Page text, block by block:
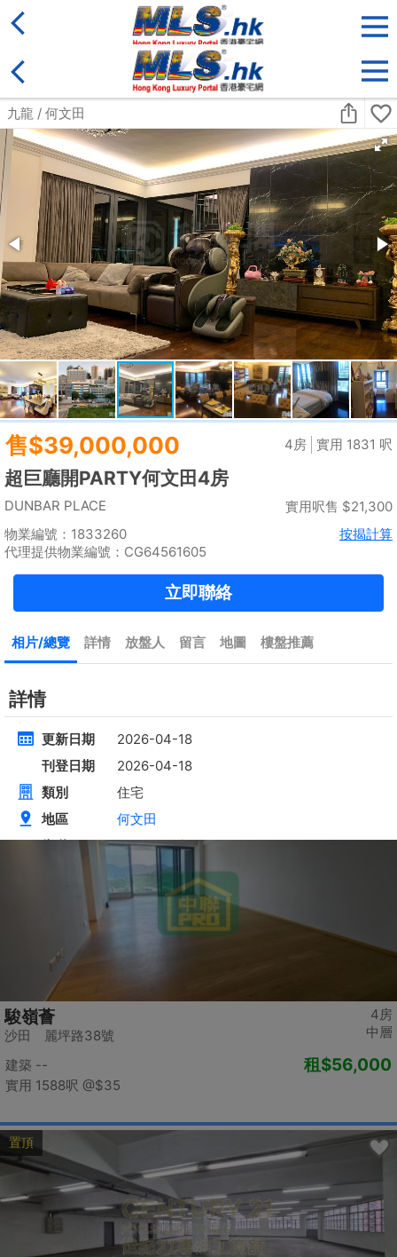
售盤 類別
收藏
搜尋條件: 售盤
黃金置頂
標準2100呎村屋
元朗 標準2100呎村屋 4房4套
建築 2100呎@$17
實用 --
租$35,000
九龍廣場
長沙灣 青山道485號
建築 3631呎@$4,682
實用 2542呎@$6,688
置頂
4房
中層
駿嶺薈
沙田 麗坪路38號
建築 --
實用 1588呎 @$35
租$56,000
置頂